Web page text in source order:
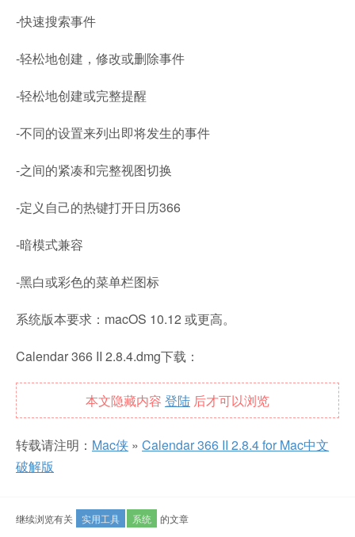
-快速搜索事件
-轻松地创建，修改或删除事件
-轻松地创建或完整提醒
-不同的设置来列出即将发生的事件
-之间的紧凑和完整视图切换
-定义自己的热键打开日历366
-暗模式兼容
-黑白或彩色的菜单栏图标
系统版本要求：macOS 10.12 或更高。
Calendar 366 II 2.8.4.dmg下载：
本文隐藏内容 登陆 后才可以浏览
转载请注明： Mac侠 » Calendar 366 II 2.8.4 for Mac中文
破解版
继续浏览有关 实用工具 系统 的文章